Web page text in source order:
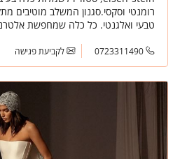
רומנטי וסקסי.סגנון המשלב מוטיבים
טבעי ואלגנטי. כל כלה שמחפשת
0723311490 לקביעת פגישה